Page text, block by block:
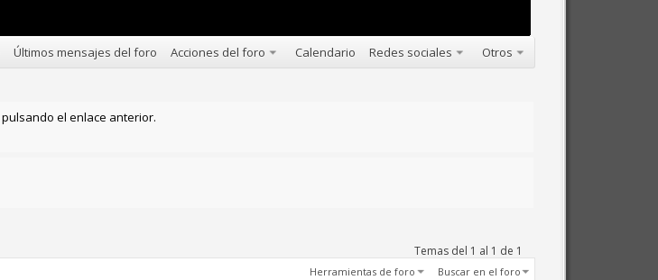
Últimos mensajes del foro Acciones del foro Calendario Redes sociales Otros
pulsando el enlace anterior.
Temas del 1 al 1 de 1
Herramientas de foro Buscar en el foro